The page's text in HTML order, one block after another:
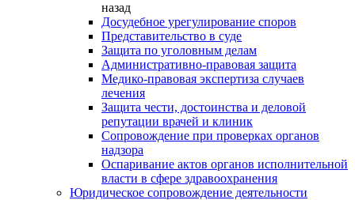
назад
Досудебное урегулирование споров
Представительство в суде
Защита по уголовным делам
Административно-правовая защита
Медико-правовая экспертиза случаев
лечения
Защита чести, достоинства и деловой
репутации врачей и клиник
Сопровождение при проверках органов
надзора
Оспаривание актов органов исполнительной
власти в сфере здравоохранения
Юридическое сопровождение деятельности